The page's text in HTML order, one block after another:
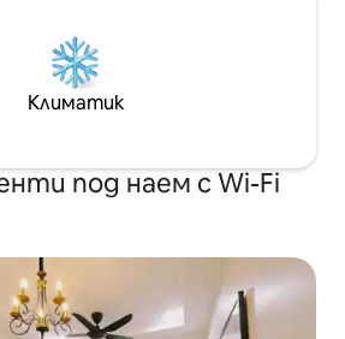
Климатик
под наем с Wi-Fi